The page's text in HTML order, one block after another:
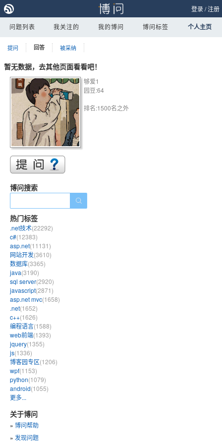
登录/注册
问题列表 我关注的 我的博问 博问标签 个人主页
提问 回答 被采纳
暂无数据，去其他页面看看吧！
够爱1
园豆:64
排名:1500名之外
博问搜索
热门标签
.net技术(22292)
c#(12383)
asp.net(11131)
网站开发(3610)
数据库(3365)
java(3190)
sql server(2920)
javascript(2871)
asp.net mvc(1658)
.net(1652)
c++(1626)
编程语言(1588)
web前端(1393)
jquery(1355)
js(1336)
博客园专区(1206)
wpf(1153)
python(1079)
android(1055)
更多...
关于博问
» 博问帮助
» 发现问题